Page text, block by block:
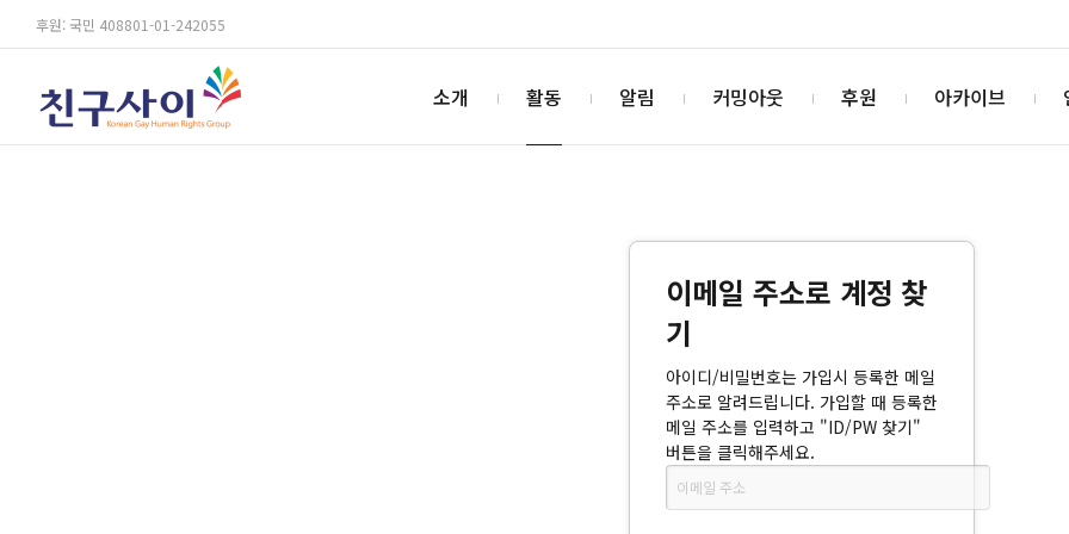
후원: 국민 408801-01-242055
소개 활동 알림 커밍아웃 후원 아카이브
이메일 주소로 계정 찾
기
아이디/비밀번호는 가입시 등록한 메일
주소로 알려드립니다. 가입할 때 등록한
메일 주소를 입력하고 "ID/PW 찾기"
버튼을 클릭해주세요.